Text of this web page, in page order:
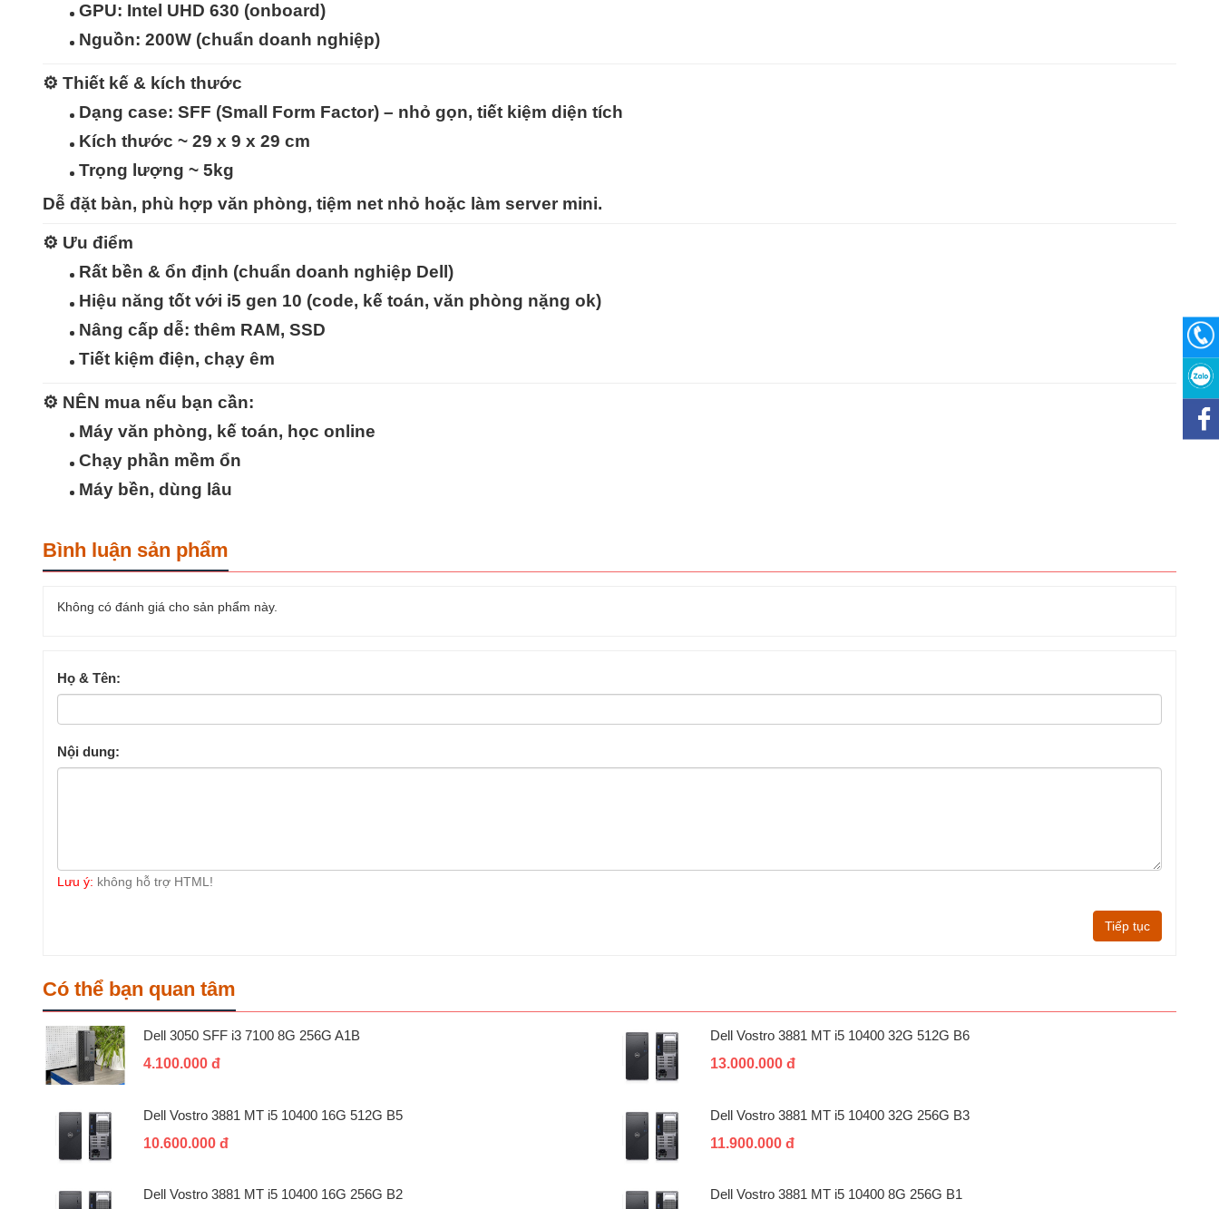
GPU: Intel UHD 630 (onboard)
Nguồn: 200W (chuẩn doanh nghiệp)
⚙️ Thiết kế & kích thước
Dạng case: SFF (Small Form Factor) – nhỏ gọn, tiết kiệm diện tích
Kích thước ~ 29 x 9 x 29 cm
Trọng lượng ~ 5kg
Dễ đặt bàn, phù hợp văn phòng, tiệm net nhỏ hoặc làm server mini.
⚙️ Ưu điểm
Rất bền & ổn định (chuẩn doanh nghiệp Dell)
Hiệu năng tốt với i5 gen 10 (code, kế toán, văn phòng nặng ok)
Nâng cấp dễ: thêm RAM, SSD
Tiết kiệm điện, chạy êm
⚙️ NÊN mua nếu bạn cần:
Máy văn phòng, kế toán, học online
Chạy phần mềm ổn
Máy bền, dùng lâu
Bình luận sản phẩm
Không có đánh giá cho sản phẩm này.
Họ & Tên:
Nội dung:
Lưu ý: không hỗ trợ HTML!
Tiếp tục
Có thể bạn quan tâm
Dell 3050 SFF i3 7100 8G 256G A1B
4.100.000 đ
Dell Vostro 3881 MT i5 10400 32G 512G B6
13.000.000 đ
Dell Vostro 3881 MT i5 10400 16G 512G B5
10.600.000 đ
Dell Vostro 3881 MT i5 10400 32G 256G B3
11.900.000 đ
Dell Vostro 3881 MT i5 10400 16G 256G B2 Dell Vostro 3881 MT i5 10400 8G 256G B1